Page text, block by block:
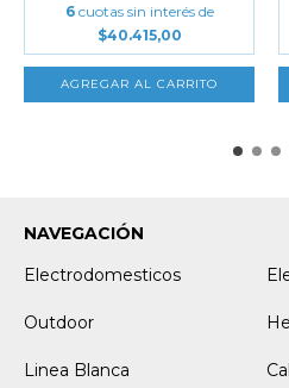
6 cuotas sin interés de
$40.415,00
NAVEGACIÓN
Electrodomesticos
Outdoor
Linea Blanca